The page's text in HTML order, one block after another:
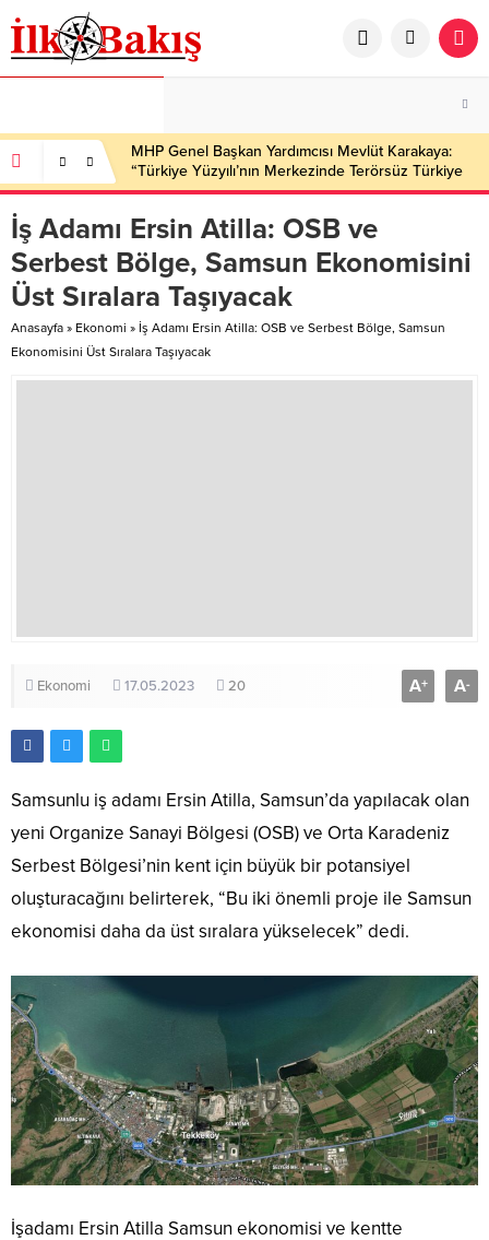
MHP Genel Başkan Yardımcısı Mevlüt Karakaya:
“Türkiye Yüzyılı’nın Merkezinde Terörsüz Türkiye
Hedefi Var”
İş Adamı Ersin Atilla: OSB ve
Serbest Bölge, Samsun Ekonomisini
Üst Sıralara Taşıyacak
Anasayfa » Ekonomi » İş Adamı Ersin Atilla: OSB ve Serbest Bölge, Samsun
Ekonomisini Üst Sıralara Taşıyacak
Ekonomi 17.05.2023 20 A+ A-
Samsunlu iş adamı Ersin Atilla, Samsun’da yapılacak olan
yeni Organize Sanayi Bölgesi (OSB) ve Orta Karadeniz
Serbest Bölgesi’nin kent için büyük bir potansiyel
oluşturacağını belirterek, “Bu iki önemli proje ile Samsun
ekonomisi daha da üst sıralara yükselecek” dedi.
İşadamı Ersin Atilla Samsun ekonomisi ve kentte